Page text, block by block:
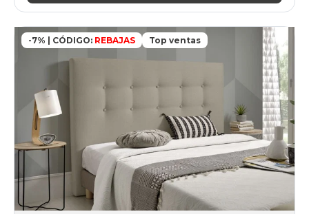
-7% | CÓDIGO: REBAJAS Top ventas